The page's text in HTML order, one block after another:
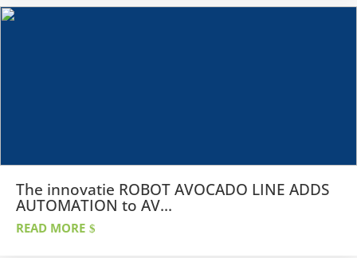
The innovatie ROBOT AVOCADO LINE ADDS
AUTOMATION to AV...
READ MORE